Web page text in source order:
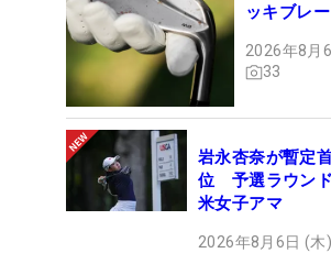
ッキブレ
2026年8月
33
岩永杏奈が暫定
位 予選ラウン
米女子アマ
2026年8月6日 (木